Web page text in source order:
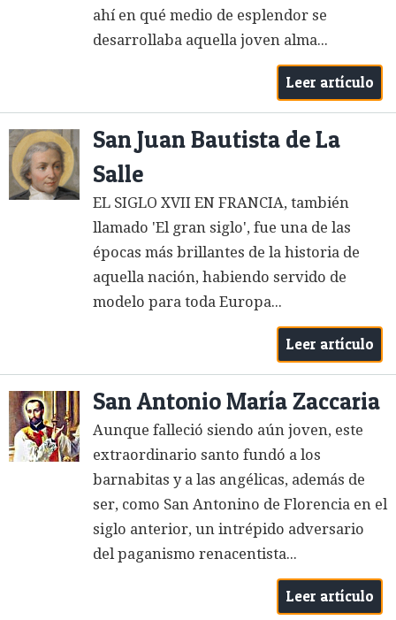
ahí en qué medio de esplendor se
desarrollaba aquella joven alma...
Leer artículo
San Juan Bautista de La
Salle
EL SIGLO XVII EN FRANCIA, también
llamado 'El gran siglo', fue una de las
épocas más brillantes de la historia de
aquella nación, habiendo servido de
modelo para toda Europa...
Leer artículo
San Antonio María Zaccaria
Aunque falleció siendo aún joven, este
extraordinario santo fundó a los
barnabitas y a las angélicas, además de
ser, como San Antonino de Florencia en el
siglo anterior, un intrépido adversario
del paganismo renacentista...
Leer artículo